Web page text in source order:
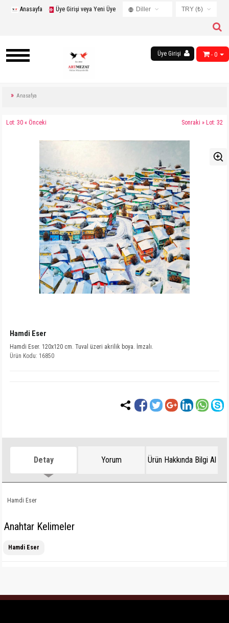
TRY (₺)
TRY (₺)
Diller
Russian
Anasayfa Üye Girişi veya Yeni Üye
- 0
Üye Girişi
Anasafya
Lot: 30 « Önceki Sonraki » Lot: 32
Hamdi Eser
Hamdi Eser. 120x120 cm. Tuval üzeri akrilik boya. İmzalı.
Ürün Kodu: 16850
Detay Yorum Ürün Hakkında Bilgi Al
Hamdi Eser
Anahtar Kelimeler
Hamdi Eser